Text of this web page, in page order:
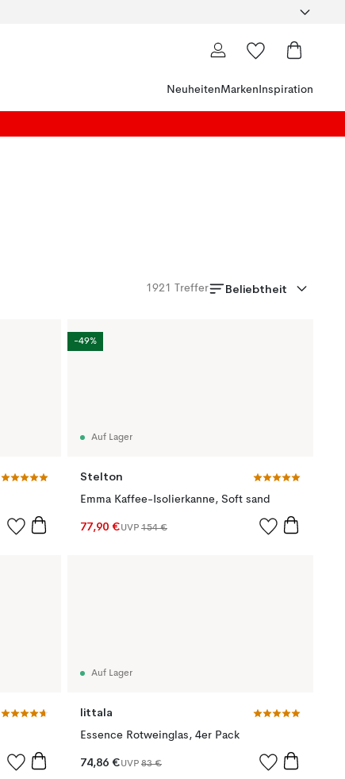
NeuheitenMarken Inspiration
1921 Treffer Beliebtheit
Auf Lager
Stelton
Emma Kaffee-Isolierkanne, Soft sand
77,90 €UVP 154 €
-49%
Auf Lager
Iittala
Essence Rotweinglas, 4er Pack
74,86 €UVP 83 €